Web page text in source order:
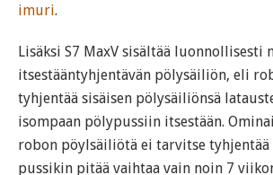
imuri.
Lisäksi S7 MaxV sisältää luonnollisesti
itsestääntyhjentävän pölysäiliön, eli
tyhjentää sisäisen pölysäiliönsä
isompaan pölypussiin itsestään.
robon pöylsäiliötä ei tarvitse tyhjentää
pussikin pitää vaihtaa vain noin 7